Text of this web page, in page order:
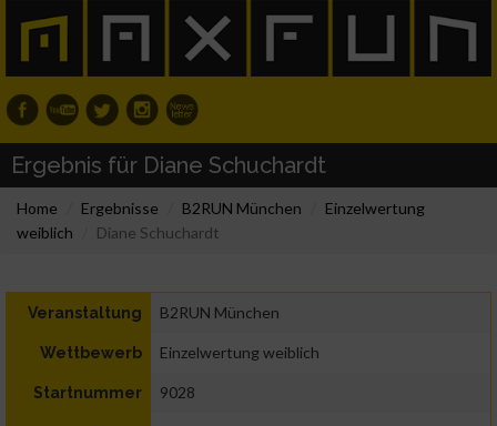
Ergebnis für Diane Schuchardt
Home Ergebnisse B2RUN München
Einzelwertung
weiblich
Diane Schuchardt
Veranstaltung B2RUN München
Wettbewerb Einzelwertung weiblich
Startnummer 9028